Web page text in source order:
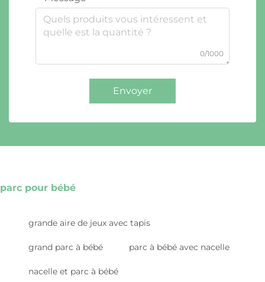
0/1000
Envoyer
parc pour bébé
grande aire de jeux avec tapis
grand parc à bébé parc à bébé avec nacelle
nacelle et parc à bébé